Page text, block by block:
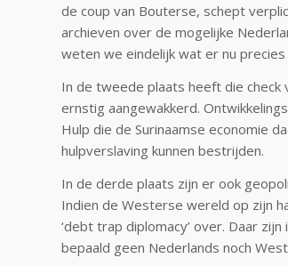
de coup van Bouterse, schept
archieven over de mogelijke
weten we eindelijk wat er nu
In de tweede plaats heeft die
ernstig aangewakkerd.
Hulp die de Surinaamse economie
hulpverslaving kunnen bestrijden.
In de derde plaats zijn er ook
Indien de Westerse wereld op zijn
‘debt trap diplomacy’ over. Daar
bepaald geen Nederlands noch